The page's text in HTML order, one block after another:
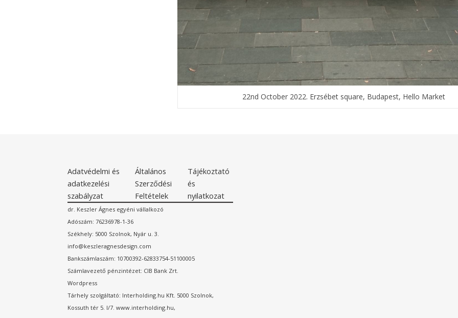
22nd October 2022. Erzsébet square, Budapest, Hello Market
Adatvédelmi és
adatkezelési
szabályzat
Általános
Szerződési
Feltételek
Tájékoztató
és
nyilatkozat
dr. Keszler Ágnes egyéni vállalkozó
Adószám: 76236978-1-36
Székhely: 5000 Szolnok, Nyár u. 3.
info@keszleragnesdesign.com
Bankszámlaszám: 10700392-62833754-51100005
Számlavezető pénzintézet: CIB Bank Zrt.
Wordpress
Tárhely szolgáltató: Interholding.hu Kft. 5000 Szolnok,
Kossuth tér 5. I/7. www.interholding.hu,